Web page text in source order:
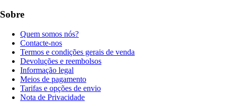
Sobre
Quem somos nós?
Contacte-nos
Termos e condições gerais de venda
Devoluções e reembolsos
Informação legal
Meios de pagamento
Tarifas e opções de envio
Nota de Privacidade